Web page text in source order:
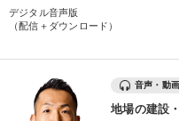
デジタル音声版
（配信＋ダウンロード）
音声・動画
地場の建設